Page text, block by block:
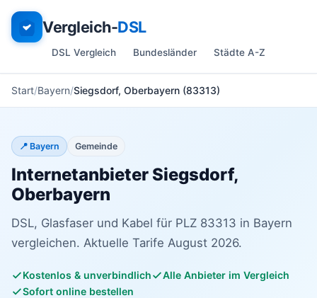
Vergleich-DSL
DSL Vergleich Bundesländer Städte A-Z
Start Bayern Siegsdorf, Oberbayern (83313)
📍 Bayern Gemeinde
Internetanbieter Siegsdorf,
Oberbayern
DSL, Glasfaser und Kabel für PLZ 83313 in Bayern
vergleichen. Aktuelle Tarife August 2026.
Kostenlos & unverbindlich
Alle Anbieter im Vergleich
Sofort online bestellen